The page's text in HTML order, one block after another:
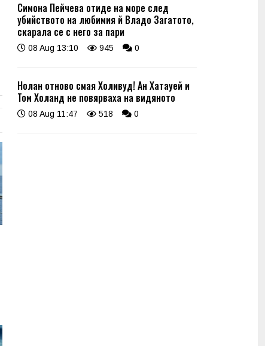
Симона Пейчева отиде на море след
убийството на любимия й Владо Загатото,
скарала се с него за пари
08 Aug 13:10 945 0
Нолан отново смая Холивуд! Ан Хатауей и
Том Холанд не повярваха на видяното
08 Aug 11:47 518 0